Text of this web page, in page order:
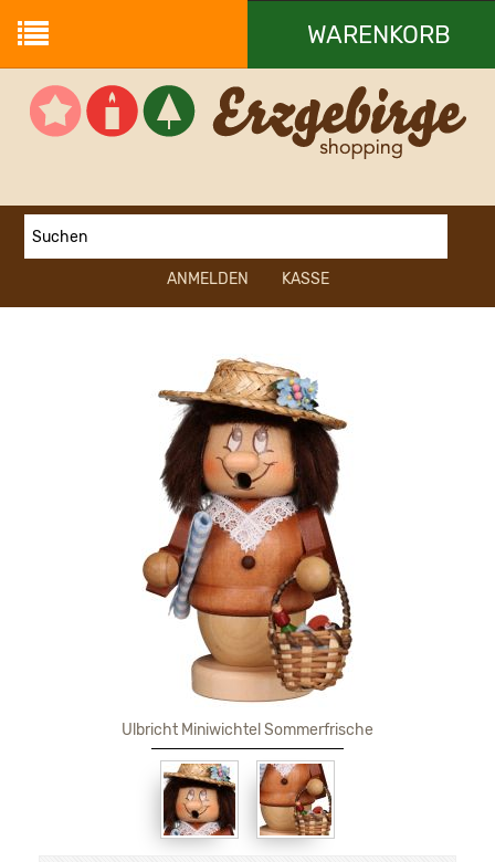
WARENKORB
Ihr Warenkorb ist leer.
ANMELDEN KASSE
Ulbricht Miniwichtel Sommerfrische